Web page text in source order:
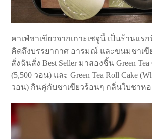
คาเฟ่ชาเขียวจากเกาะเชจูนี้ เป็นร้านแร
คิดถึงบรรยากาศ อารมณ์ และขนมชาเขี
สั่งฉันสั่ง Best Seller มาสองชิ้น Green Tea
(5,500 วอน) และ Green Tea Roll Cake
วอน) กินคู่กับชาเขียวร้อนๆ กลิ่นใบชาห